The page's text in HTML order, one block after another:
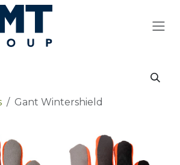
Gant Wintershield